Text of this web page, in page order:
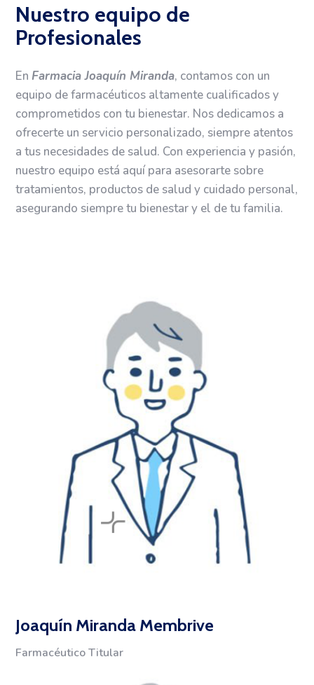
Nuestro equipo de
Profesionales
En Farmacia Joaquín Miranda, contamos con un
equipo de farmacéuticos altamente cualificados y
comprometidos con tu bienestar. Nos dedicamos a
ofrecerte un servicio personalizado, siempre atentos
a tus necesidades de salud. Con experiencia y pasión,
nuestro equipo está aquí para asesorarte sobre
tratamientos, productos de salud y cuidado personal,
asegurando siempre tu bienestar y el de tu familia.
Joaquín Miranda Membrive
Farmacéutico Titular